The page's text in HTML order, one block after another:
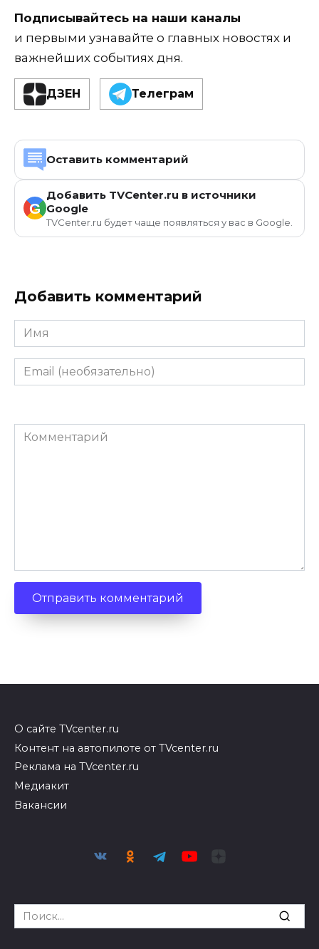
Подписывайтесь на наши каналы
и первыми узнавайте о главных новостях и
важнейших событиях дня.
ДЗЕН Телеграм
Оставить комментарий
G
Добавить TVCenter.ru в источники
Google
TVCenter.ru будет чаще появляться у вас в Google.
Добавить комментарий
Имя
Email
(необязательно)
Комментарий
О сайте TVcenter.ru
Контент на автопилоте от TVcenter.ru
Реклама на TVcenter.ru
Медиакит
Вакансии
Search
for: